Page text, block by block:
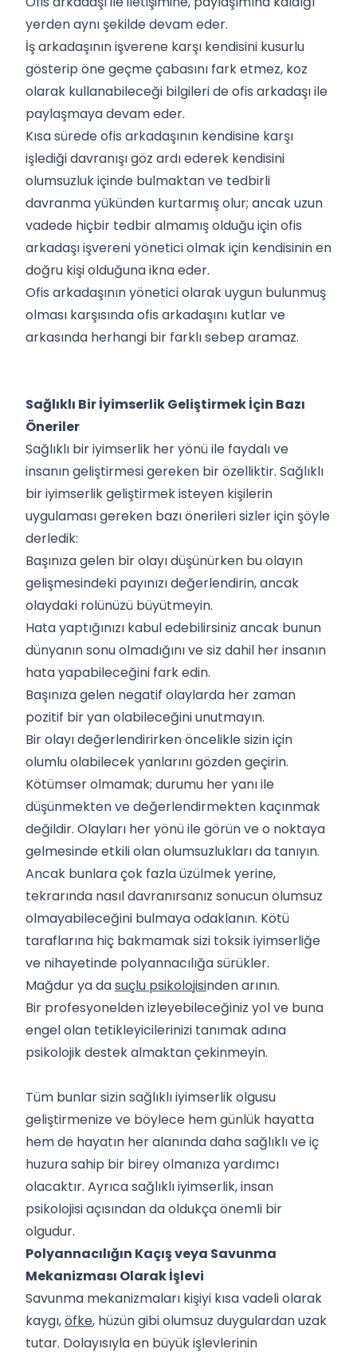
yerden aynı şekilde devam eder.
İş arkadaşının işverene karşı kendisini kusurlu
gösterip öne geçme çabasını fark etmez, koz
olarak kullanabileceği bilgileri de ofis arkadaşı ile
paylaşmaya devam eder.
Kısa sürede ofis arkadaşının kendisine karşı
işlediği davranışı göz ardı ederek kendisini
olumsuzluk içinde bulmaktan ve tedbirli
davranma yükünden kurtarmış olur; ancak uzun
vadede hiçbir tedbir almamış olduğu için ofis
arkadaşı işvereni yönetici olmak için kendisinin en
doğru kişi olduğuna ikna eder.
Ofis arkadaşının yönetici olarak uygun bulunmuş
olması karşısında ofis arkadaşını kutlar ve
arkasında herhangi bir farklı sebep aramaz.
Sağlıklı Bir İyimserlik Geliştirmek İçin Bazı
Öneriler
Sağlıklı bir iyimserlik her yönü ile faydalı ve
insanın geliştirmesi gereken bir özelliktir. Sağlıklı
bir iyimserlik geliştirmek isteyen kişilerin
uygulaması gereken bazı önerileri sizler için şöyle
derledik:
Başınıza gelen bir olayı düşünürken bu olayın
gelişmesindeki payınızı değerlendirin, ancak
olaydaki rolünüzü büyütmeyin.
Hata yaptığınızı kabul edebilirsiniz ancak bunun
dünyanın sonu olmadığını ve siz dahil her insanın
hata yapabileceğini fark edin.
Başınıza gelen negatif olaylarda her zaman
pozitif bir yan olabileceğini unutmayın.
Bir olayı değerlendirirken öncelikle sizin için
olumlu olabilecek yanlarını gözden geçirin.
Kötümser olmamak; durumu her yanı ile
düşünmekten ve değerlendirmekten kaçınmak
değildir. Olayları her yönü ile görün ve o noktaya
gelmesinde etkili olan olumsuzlukları da tanıyın.
Ancak bunlara çok fazla üzülmek yerine,
tekrarında nasıl davranırsanız sonucun olumsuz
olmayabileceğini bulmaya odaklanın. Kötü
taraflarına hiç bakmamak sizi toksik iyimserliğe
ve nihayetinde polyannacılığa sürükler.
Mağdur ya dasuçlu psikolojisinden arının.
Bir profesyonelden izleyebileceğiniz yol ve buna
engel olan tetikleyicilerinizi tanımak adına
psikolojik destek almaktan çekinmeyin.
Tüm bunlar sizin sağlıklı iyimserlik olgusu
geliştirmenize ve böylece hem günlük hayatta
hem de hayatın her alanında daha sağlıklı ve iç
huzura sahip bir birey olmanıza yardımcı
olacaktır. Ayrıca sağlıklı iyimserlik, insan
psikolojisi açısından da oldukça önemli bir
olgudur.
Polyannacılığın Kaçış veya Savunma
Mekanizması Olarak İşlevi
Savunma mekanizmaları kişiyi kısa vadeli olarak
kaygı,öfke, hüzün gibi olumsuz duygulardan uzak
tutar. Dolayısıyla en büyük işlevlerinin